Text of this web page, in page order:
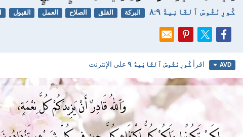
كُورِنْثُوسَ ٱلثَّانِيةُ ٩:‏٨ البركة القلق الصلاح العمل القبول
AVD اقرأكُورِنْثُوسَ ٱلثَّانِيةُ ٩ على الإنترنت